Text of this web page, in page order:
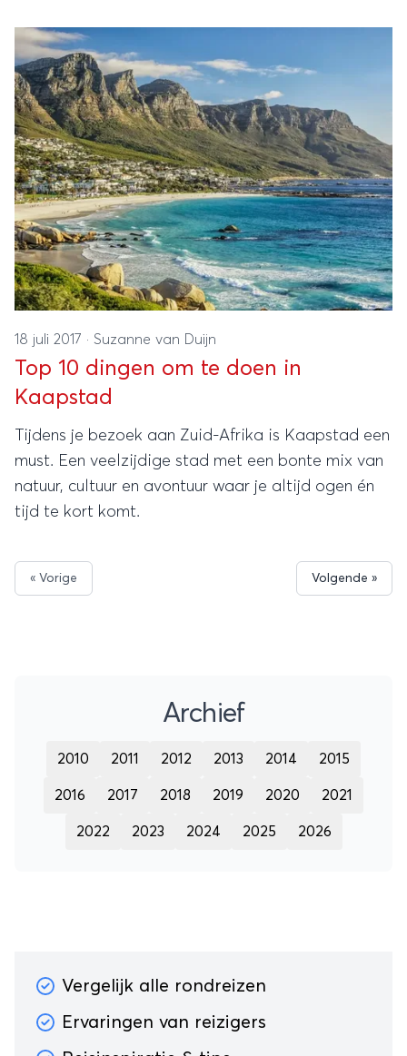
18 juli 2017 · Suzanne van Duijn
Top 10 dingen om te doen in
Kaapstad
Tijdens je bezoek aan Zuid-Afrika is Kaapstad een
must. Een veelzijdige stad met een bonte mix van
natuur, cultuur en avontuur waar je altijd ogen én
tijd te kort komt.
« Vorige Volgende »
Archief
2010 2011 2012 2013 2014 2015
2016 2017 2018 2019 2020 2021
2022 2023 2024 2025 2026
Vergelijk alle rondreizen
Ervaringen van reizigers